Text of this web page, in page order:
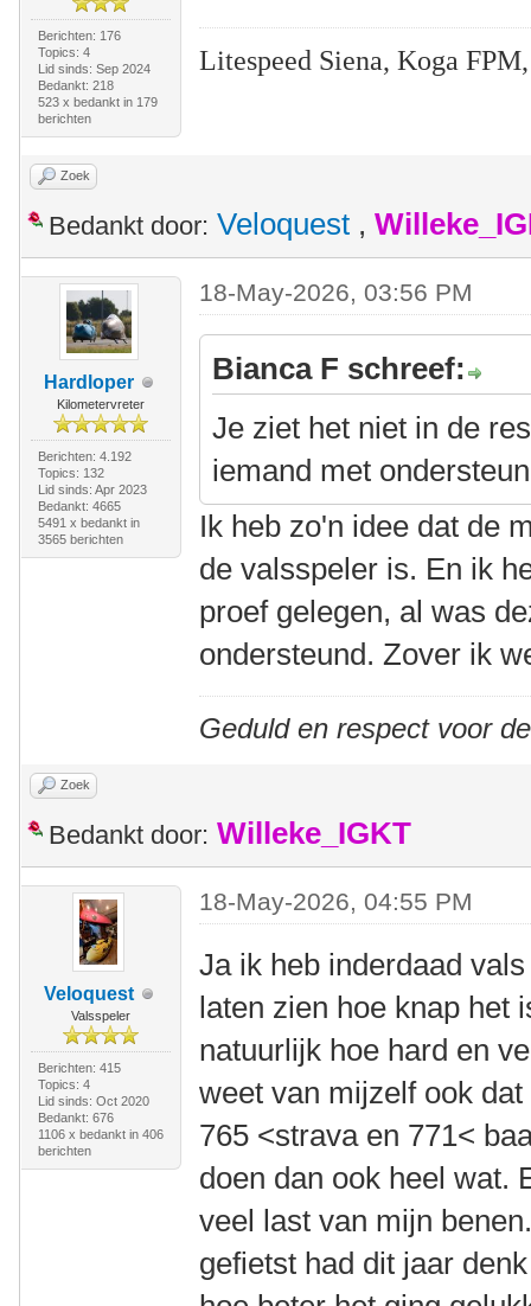
Berichten: 176
Topics: 4
Lid sinds: Sep 2024
Bedankt: 218
523 x bedankt in 179
berichten
Litespeed Siena, Koga
Zoek
Bedankt door: Veloquest ,
Hardloper
Kilometervreter
Berichten: 4.192
Topics: 132
Lid sinds: Apr 2023
Bedankt: 4665
5491 x bedankt in
3565 berichten
18-May-2026, 03:56 PM
Bianca F schreef:
Je ziet het niet in de
iemand met
Ik heb zo'n idee dat de
de valsspeler is. En ik
proef gelegen, al was
ondersteund. Zover ik
Geduld en respect voor
Zoek
Bedankt door: Willeke_IGKT
Veloquest
Valsspeler
Berichten: 415
Topics: 4
Lid sinds: Oct 2020
Bedankt: 676
1106 x bedankt in 406
berichten
18-May-2026, 04:55 PM
Ja ik heb inderdaad
laten zien hoe knap het
natuurlijk hoe hard en
weet van mijzelf ook
765 <strava en 771<
doen dan ook heel wat.
veel last van mijn
gefietst had dit jaar